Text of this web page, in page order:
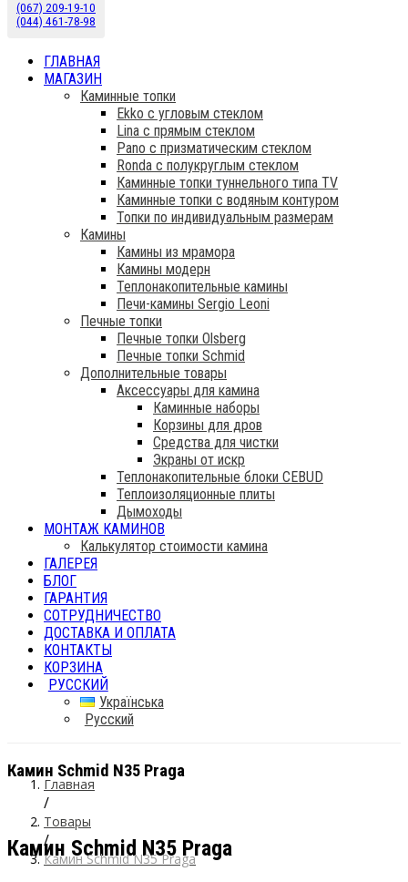
Camina & Schmid
Камины Schmid купить в Украине. Эксклюзивный
(067) 209-19-10
(044) 461-78-98
ГЛАВНАЯ
МАГАЗИН
Каминные топки
Ekko с угловым стеклом
Lina с прямым стеклом
Pano с призматическим стеклом
Ronda с полукруглым стеклом
Каминные топки туннельного типа TV
Каминные топки с водяным контуром
Топки по индивидуальным размерам
Камины
Камины из мрамора
Камины модерн
Теплонакопительные камины
Печи-камины Sergio Leoni
Печные топки
Печные топки Olsberg
Печные топки Schmid
Дополнительные товары
Аксессуары для камина
Каминные наборы
Корзины для дров
Средства для чистки
Экраны от искр
Теплонакопительные блоки CEBUD
Теплоизоляционные плиты
Дымоходы
МОНТАЖ КАМИНОВ
Калькулятор стоимости камина
ГАЛЕРЕЯ
БЛОГ
ГАРАНТИЯ
СОТРУДНИЧЕСТВО
ДОСТАВКА И ОПЛАТА
КОНТАКТЫ
КОРЗИНА
РУССКИЙ
Українська
Русский
Главная
/
Товары
/
Камин Schmid N35 Praga
Камин Schmid N35 Praga
Камин Schmid N35 Praga